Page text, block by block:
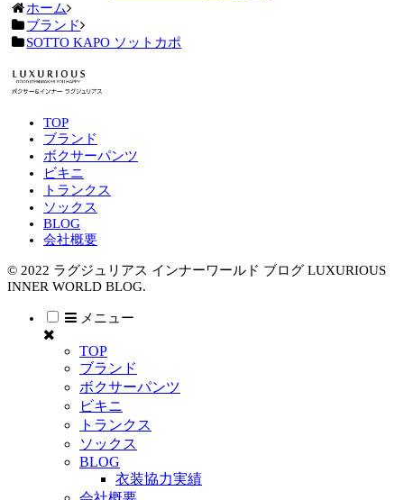
ホーム
ブランド
SOTTO KAPO ソットカポ
TOP
ブランド
ボクサーパンツ
ビキニ
トランクス
ソックス
BLOG
会社概要
© 2022 ラグジュリアス インナーワールド ブログ LUXURIOUS
INNER WORLD BLOG.
メニュー
TOP
ブランド
ボクサーパンツ
ビキニ
トランクス
ソックス
BLOG
衣装協力実績